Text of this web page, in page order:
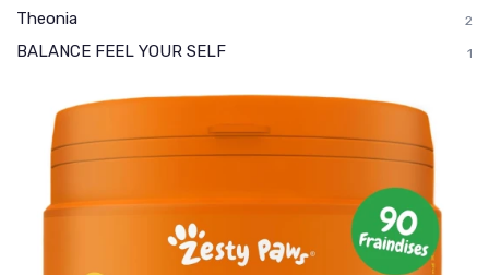
Theonia 2
BALANCE FEEL YOUR SELF 1